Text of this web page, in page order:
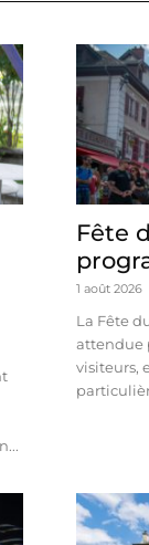
Fête
1 août 2026
La Fête
attendue
visiteurs,